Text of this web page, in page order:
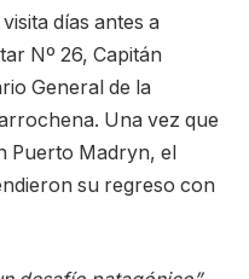
días antes a
Nº 26, Capitán
General de la
Una vez que
Puerto Madryn, el
su regreso con